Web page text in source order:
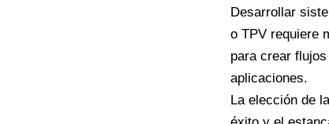
Desarrollar
o TPV requiere
para crear
aplicaciones.
La elección de